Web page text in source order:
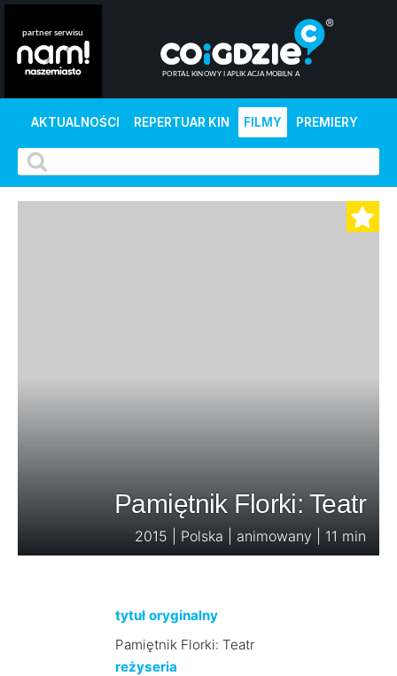
AKTUALNOŚCI REPERTUAR KIN FILMY PREMIERY
Pamiętnik Florki: Teatr
2015 | Polska | animowany | 11 min
tytuł oryginalny
Pamiętnik Florki: Teatr
reżyseria